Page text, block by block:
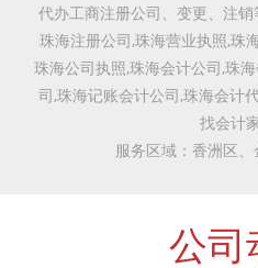
代办工商注册公司、变更、注销
珠海注册公司,珠海营业执照,珠
珠海公司执照,珠海会计公司,珠
司,珠海记账会计公司,珠海会计
找会计
服务区域：香洲区
公司